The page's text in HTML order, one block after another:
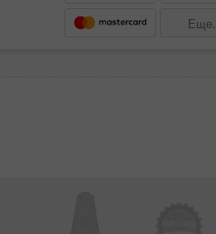
Еще...